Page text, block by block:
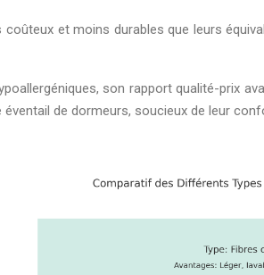
et moins durables que leurs
son rapport qualité-prix
de dormeurs, soucieux de leur